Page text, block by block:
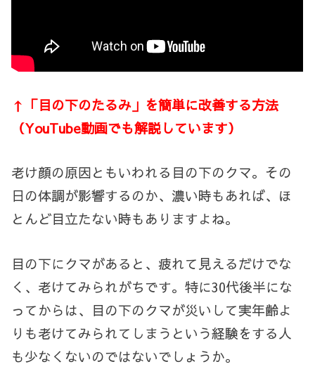
↑「目の下のたるみ」を簡単に改善する方法
（YouTube動画でも解説しています）
老け顔の原因ともいわれる目の下のクマ。その
日の体調が影響するのか、濃い時もあれば、ほ
とんど目立たない時もありますよね。
目の下にクマがあると、疲れて見えるだけでな
く、老けてみられがちです。特に30代後半にな
ってからは、目の下のクマが災いして実年齢よ
りも老けてみられてしまうという経験をする人
も少なくないのではないでしょうか。